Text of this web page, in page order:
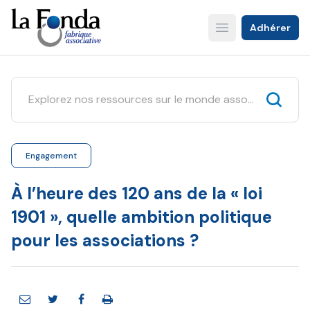
Aller
au
contenu
principal
Open main menu
Adhérer
Engagement
À l’heure des 120 ans de la « loi
1901 », quelle ambition politique
pour les associations ?